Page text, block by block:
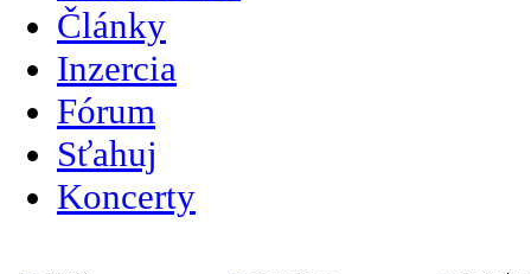
Články
Inzercia
Fórum
Sťahuj
Koncerty